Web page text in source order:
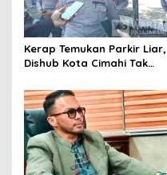
Kerap Temukan Parkir Liar,
Dishub Kota Cimahi Tak
Pembinaan